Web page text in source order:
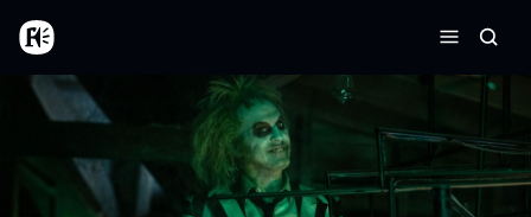
Aller au contenu principal
Accueil
Menu